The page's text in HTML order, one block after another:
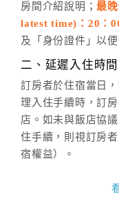
週一至週日，上午
六、聯絡方式
(07)9682715 。
房間介紹說明；最
latest time)：20：
及「身份證件」以便
二、延遲入住時間
訂房者於住宿當日
理入住手續時，訂
店。如未與飯店協
住手續，則視訂房
宿權益）。